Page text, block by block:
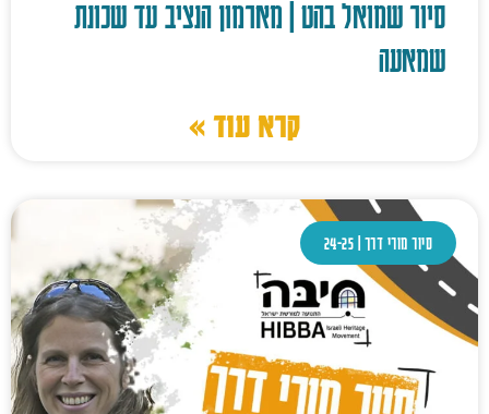
סיור שמואל בהט | מארמון הנציב עד שכונת
שמאעה
קרא עוד »
סיור מורי דרך | 24-25